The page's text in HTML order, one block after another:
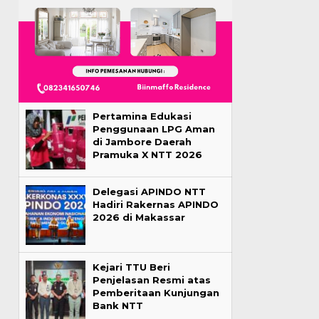
Pertamina Edukasi
Penggunaan LPG Aman
di Jambore Daerah
Pramuka X NTT 2026
Delegasi APINDO NTT
Hadiri Rakernas APINDO
2026 di Makassar
Kejari TTU Beri
Penjelasan Resmi atas
Pemberitaan Kunjungan
Bank NTT